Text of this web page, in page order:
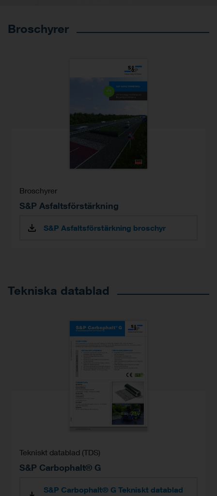
Broschyrer
Broschyrer
S&P Asfaltsförstärkning
S&P Asfaltsförstärkning broschyr
Tekniska datablad
Tekniskt datablad (TDS)
S&P Carbophalt® G
S&P Carbophalt® G Tekniskt datablad